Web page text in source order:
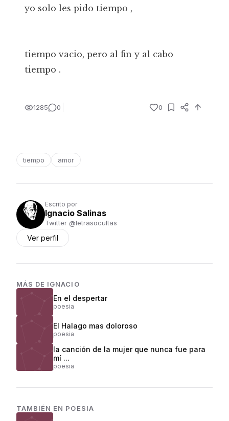
yo solo les pido tiempo ,
tiempo vacio, pero al fin y al cabo
tiempo .
1285 0 0
tiempo amor
Escrito por
Ignacio Salinas
Twitter @letrasocultas
Ver perfil
MÁS DE IGNACIO
En el despertar
poesia
El Halago mas doloroso
poesia
la canción de la mujer que nunca fue para
mí ...
poesia
TAMBIÉN EN POESIA